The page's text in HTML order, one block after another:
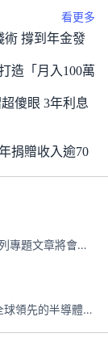
看更多
術 撐到年金發
造「月入100萬
傻眼 3年利息
捐贈收入逾70
ETF是什麼？ETF投資如何入門？本系列專題文章將會告訴你新手必須知道的ETF基礎知識。
台積電（tSMC；股票代號2330）是全球領先的半導體代工公司，成立於1987年，總部位於台灣新竹。且已於美國、日本、德國及中國設廠，台積電是全球首家專業積體電路製造服務公司，也是全球最先進和最大規模的半導體代工廠。